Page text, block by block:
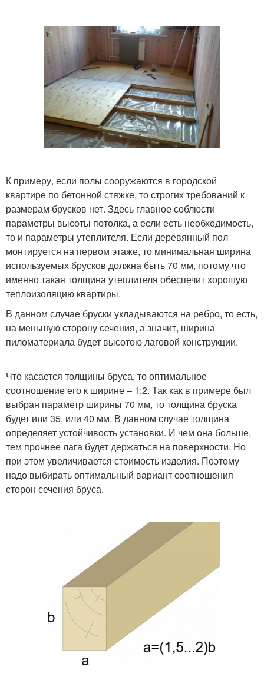
К примеру, если полы сооружаются в городской
квартире по бетонной стяжке, то строгих требований к
размерам брусков нет. Здесь главное соблюсти
параметры высоты потолка, а если есть необходимость,
то и параметры утеплителя. Если деревянный пол
монтируется на первом этаже, то минимальная ширина
используемых брусков должна быть 70 мм, потому что
именно такая толщина утеплителя обеспечит хорошую
теплоизоляцию квартиры.
В данном случае бруски укладываются на ребро, то есть,
на меньшую сторону сечения, а значит, ширина
пиломатериала будет высотою лаговой конструкции.
Что касается толщины бруса, то оптимальное
соотношение его к ширине – 1:2. Так как в примере был
выбран параметр ширины 70 мм, то толщина бруска
будет или 35, или 40 мм. В данном случае толщина
определяет устойчивость установки. И чем она больше,
тем прочнее лага будет держаться на поверхности. Но
при этом увеличивается стоимость изделия. Поэтому
надо выбирать оптимальный вариант соотношения
сторон сечения бруса.